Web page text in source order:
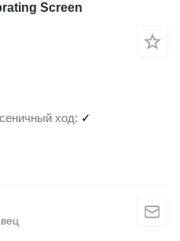
Screen
ход
✓